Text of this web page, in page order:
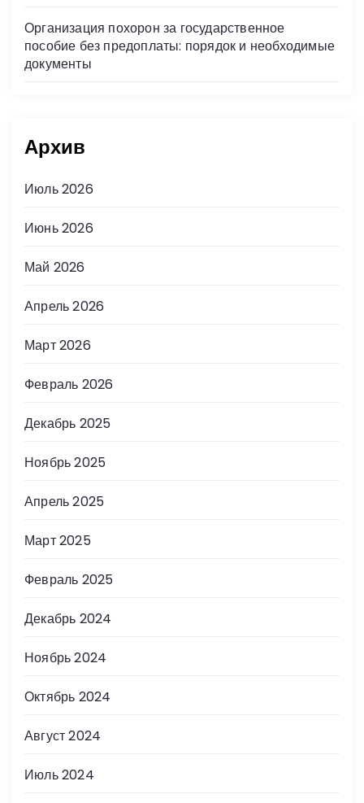
Организация похорон за государственное
пособие без предоплаты: порядок и необходимые
документы
Архив
Июль 2026
Июнь 2026
Май 2026
Апрель 2026
Март 2026
Февраль 2026
Декабрь 2025
Ноябрь 2025
Апрель 2025
Март 2025
Февраль 2025
Декабрь 2024
Ноябрь 2024
Октябрь 2024
Август 2024
Июль 2024